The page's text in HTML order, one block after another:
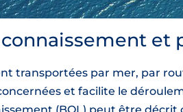
connaissement
transportées par mer, par
et facilite le